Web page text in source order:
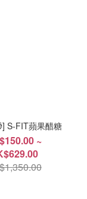
S-FIT蘋果醋糖
~